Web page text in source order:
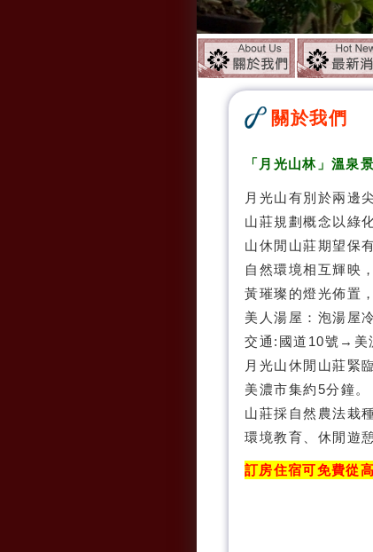
關於我們
「 月光山林 」溫泉
月光山有別於兩邊
山莊規劃概念以綠
山休閒山莊期望保
自然環境相互輝映
黃璀璨的燈光佈置
美人湯屋：泡湯屋
交通:國道10號→美
月光山休閒山莊緊
美濃市集約5分鐘。
山莊採自然農法栽
環境教育、休閒遊
訂房住宿可免費從